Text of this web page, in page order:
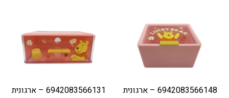
6942083566148 – ארגונית 6942083566131 – ארגונית